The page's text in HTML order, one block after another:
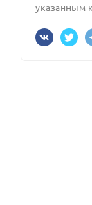
указанным